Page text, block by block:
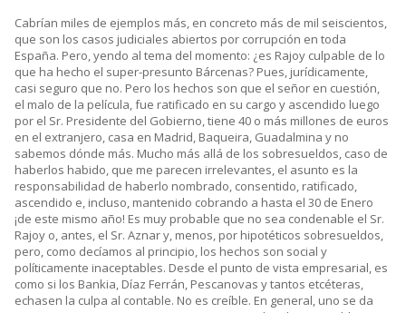
Cabrían miles de ejemplos más, en concreto más de mil seiscientos,
que son los casos judiciales abiertos por corrupción en toda
España. Pero, yendo al tema del momento: ¿es Rajoy culpable de lo
que ha hecho el super-presunto Bárcenas? Pues, jurídicamente,
casi seguro que no. Pero los hechos son que el señor en cuestión,
el malo de la película, fue ratificado en su cargo y ascendido luego
por el Sr. Presidente del Gobierno, tiene 40 o más millones de euros
en el extranjero, casa en Madrid, Baqueira, Guadalmina y no
sabemos dónde más. Mucho más allá de los sobresueldos, caso de
haberlos habido, que me parecen irrelevantes, el asunto es la
responsabilidad de haberlo nombrado, consentido, ratificado,
ascendido e, incluso, mantenido cobrando a hasta el 30 de Enero
¡de este mismo año! Es muy probable que no sea condenable el Sr.
Rajoy o, antes, el Sr. Aznar y, menos, por hipotéticos sobresueldos,
pero, como decíamos al principio, los hechos son social y
políticamente inaceptables. Desde el punto de vista empresarial, es
como si los Bankia, Díaz Ferrán, Pescanovas y tantos etcéteras,
echasen la culpa al contable. No es creíble. En general, uno se da